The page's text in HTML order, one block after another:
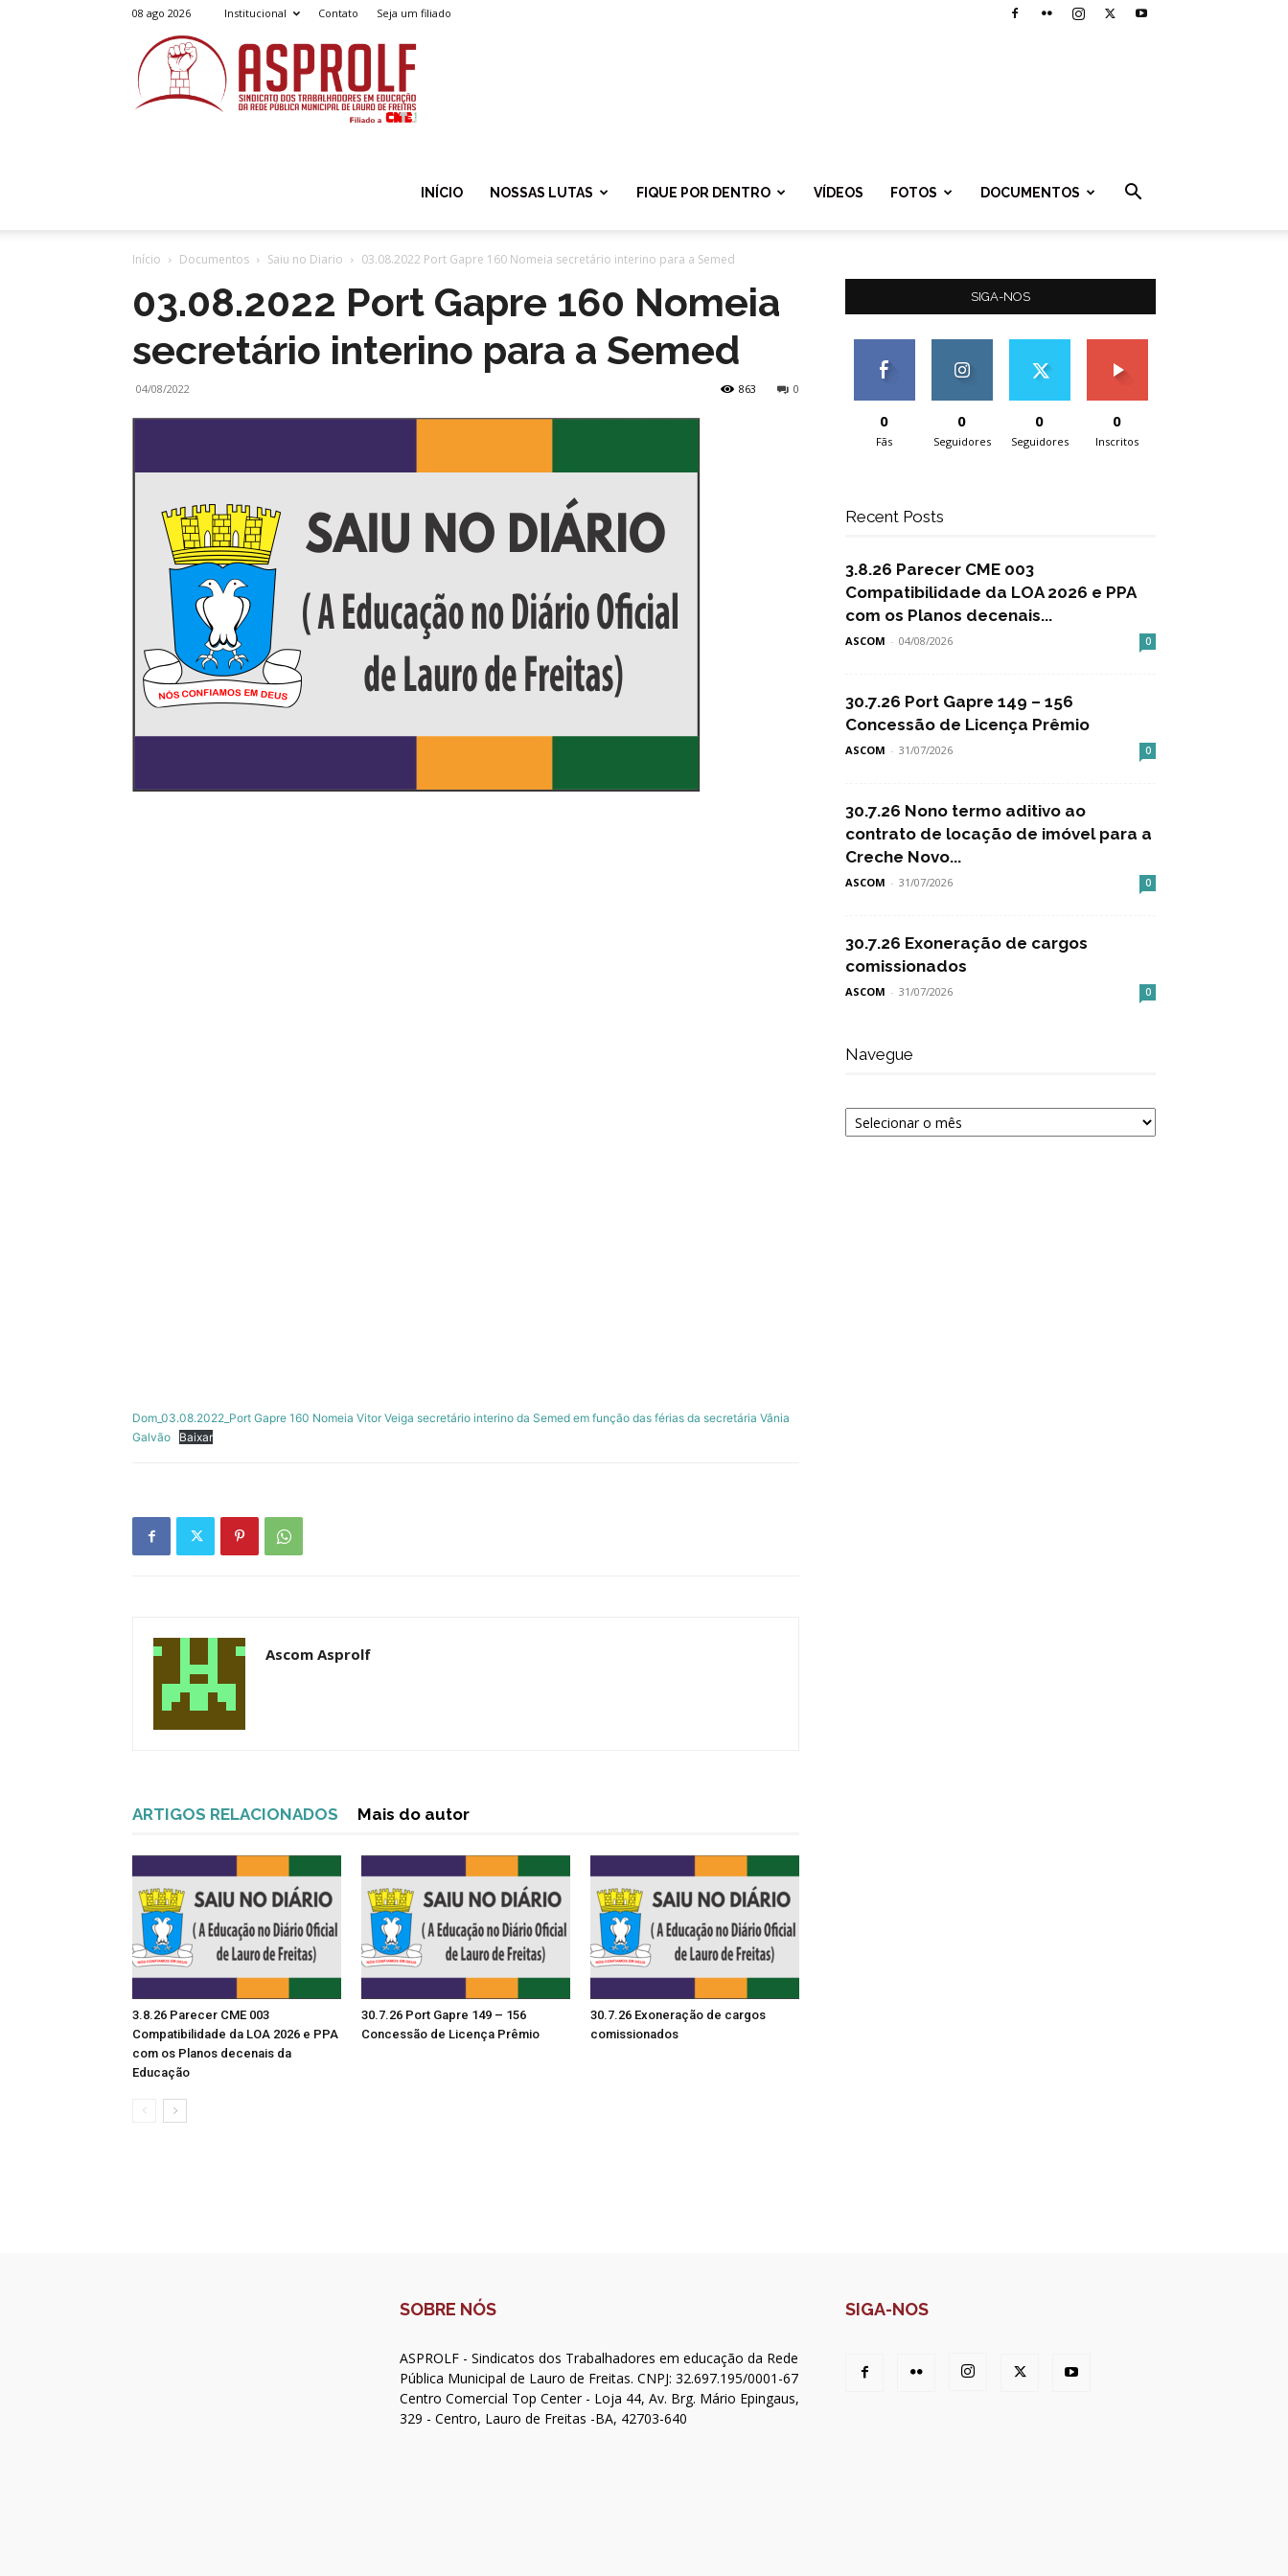
08 ago 2026 Institucional Contato Seja um filiado
INÍCIO NOSSAS LUTAS FIQUE POR DENTRO VÍDEOS FOTOS DOCUMENTOS
Início Documentos Saiu no Diario 03.08.2022 Port Gapre 160 Nomeia secretário interino para a Semed
03.08.2022 Port Gapre 160 Nomeia
secretário interino para a Semed
04/08/2022 0
863
Dom_03.08.2022_Port Gapre 160 Nomeia Vitor Veiga secretário interino da Semed em função das férias da secretária Vânia
Galvão
Baixar
Ascom Asprolf
ARTIGOS RELACIONADOS Mais do autor
3.8.26 Parecer CME 003
Compatibilidade da LOA 2026 e PPA
com os Planos decenais da
Educação
30.7.26 Port Gapre 149 – 156
Concessão de Licença Prêmio
30.7.26 Exoneração de cargos
comissionados
SIGA-NOS
0
Fãs
0
Seguidores
0
Seguidores
0
Inscritos
Recent Posts
3.8.26 Parecer CME 003
Compatibilidade da LOA 2026 e PPA
com os Planos decenais...
ASCOM - 04/08/2026 0
30.7.26 Port Gapre 149 – 156
Concessão de Licença Prêmio
ASCOM - 31/07/2026 0
30.7.26 Nono termo aditivo ao
contrato de locação de imóvel para a
Creche Novo...
ASCOM - 31/07/2026 0
30.7.26 Exoneração de cargos
comissionados
ASCOM - 31/07/2026 0
Navegue
Navegue
SOBRE NÓS
ASPROLF - Sindicatos dos Trabalhadores em educação da Rede
Pública Municipal de Lauro de Freitas. CNPJ: 32.697.195/0001-67
Centro Comercial Top Center - Loja 44, Av. Brg. Mário Epingaus,
329 - Centro, Lauro de Freitas -BA, 42703-640
SIGA-NOS